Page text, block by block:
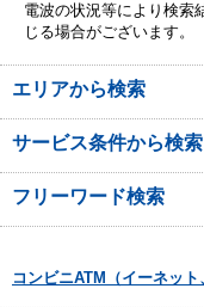
電波の状況等により検索
じる場合がございます。
エリアから検索
サービス条件から検索
フリーワード検索
コンビニATM（イーネット